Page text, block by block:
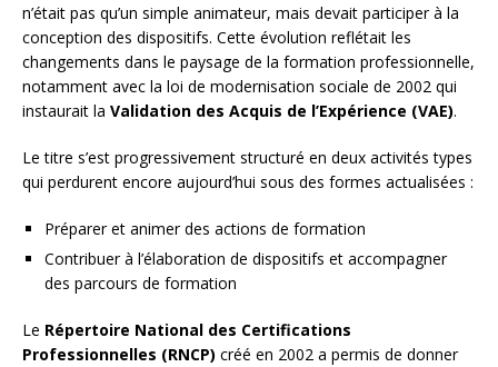
n’était pas qu’un simple animateur, mais devait participer à la
conception des dispositifs. Cette évolution reflétait les
changements dans le paysage de la formation professionnelle,
notamment avec la loi de modernisation sociale de 2002 qui
instaurait la Validation des Acquis de l’Expérience (VAE).
Le titre s’est progressivement structuré en deux activités types
qui perdurent encore aujourd’hui sous des formes actualisées :
Préparer et animer des actions de formation
Contribuer à l’élaboration de dispositifs et accompagner
des parcours de formation
Le Répertoire National des Certifications
Professionnelles (RNCP) créé en 2002 a permis de donner